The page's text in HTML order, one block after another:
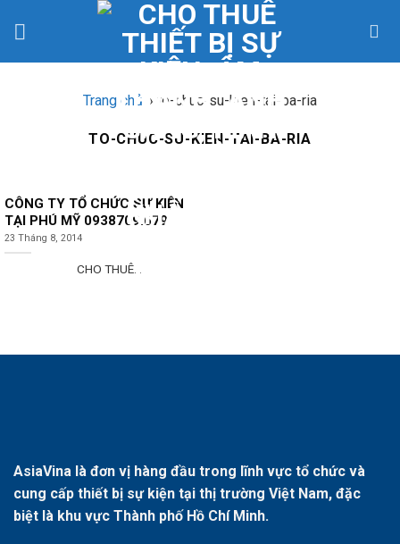
Trang chủ » to-chuc-su-kien-tai-ba-ria
TO-CHUC-SU-KIEN-TAI-BA-RIA
CÔNG TY TỔ CHỨC SỰ KIỆN
TẠI PHÚ MỸ 0938709.679
23 Tháng 8, 2014
CHO THUÊ...
AsiaVina là đơn vị hàng đầu trong lĩnh vực tổ chức và
cung cấp thiết bị sự kiện tại thị trường Việt Nam, đặc
biệt là khu vực Thành phố Hồ Chí Minh.